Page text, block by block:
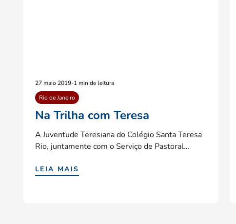
27 maio 2019-1 min de leitura
Rio de Janeiro
Na Trilha com Teresa
A Juventude Teresiana do Colégio Santa Teresa
Rio, juntamente com o Serviço de Pastoral…
LEIA MAIS